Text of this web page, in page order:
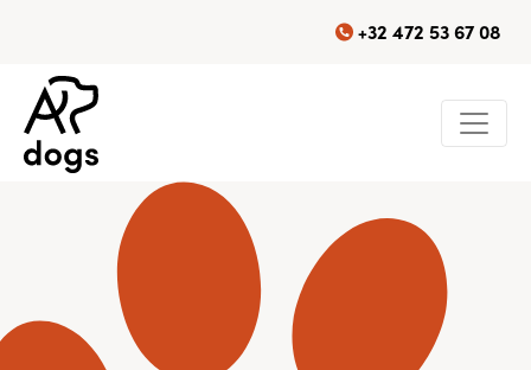
+32 472 53 67 08